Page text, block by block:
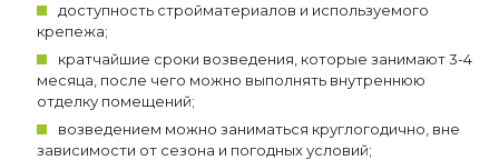
доступность стройматериалов и используемого
крепежа;
кратчайшие сроки возведения, которые занимают 3-4
месяца, после чего можно выполнять внутреннюю
отделку помещений;
возведением можно заниматься круглогодично, вне
зависимости от сезона и погодных условий;